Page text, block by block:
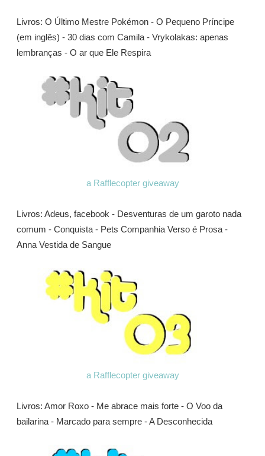
Livros: O Último Mestre Pokémon - O Pequeno Príncipe
(em inglês) - 30 dias com Camila - Vrykolakas: apenas
lembranças - O ar que Ele Respira
a Rafflecopter giveaway
Livros: Adeus, facebook - Desventuras de um garoto nada
comum - Conquista - Pets Companhia Verso é Prosa -
Anna Vestida de Sangue
a Rafflecopter giveaway
Livros: Amor Roxo - Me abrace mais forte - O Voo da
bailarina - Marcado para sempre - A Desconhecida